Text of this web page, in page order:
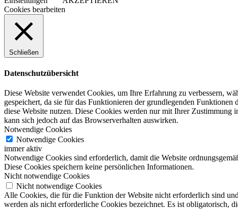
Cookies bearbeiten
Schließen
Datenschutzübersicht
Diese Website verwendet Cookies, um Ihre Erfahrung zu verbessern,
gespeichert, da sie für das Funktionieren der grundlegenden
diese Website nutzen. Diese Cookies werden nur mit Ihrer
kann sich jedoch auf das Browserverhalten auswirken.
Notwendige Cookies
Notwendige Cookies
immer aktiv
Notwendige Cookies sind erforderlich, damit die Website
Diese Cookies speichern keine persönlichen Informationen.
Nicht notwendige Cookies
Nicht notwendige Cookies
Alle Cookies, die für die Funktion der Website nicht erforderlich sind
werden als nicht erforderliche Cookies bezeichnet. Es ist obligatorisch,